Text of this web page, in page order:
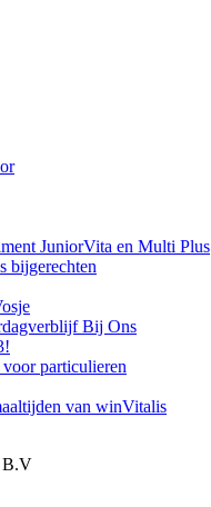
JuniorVita en Multi Plus
bijgerechten
Bij Ons
particulieren
van winVitalis
B.V